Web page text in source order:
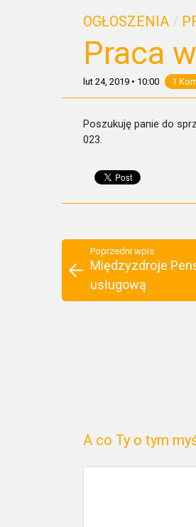
OGŁOSZENIA /
Praca
lut 24, 2019 • 10:00 1
Poszukuję panie do
023.
Poprzedni wpis
Międzyzdroje
usługową
A co Ty o tym